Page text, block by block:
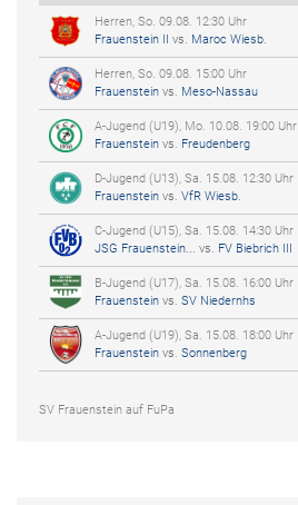
Herren, So. 09.08. 12:30 Uhr
Frauenstein II vs. Maroc Wiesb.
Herren, So. 09.08. 15:00 Uhr
Frauenstein vs. Meso-Nassau
A-Jugend (U19), Mo. 10.08. 19:00 Uhr
Frauenstein vs. Freudenberg
D-Jugend (U13), Sa. 15.08. 12:30 Uhr
Frauenstein vs. VfR Wiesb.
C-Jugend (U15), Sa. 15.08. 14:30 Uhr
JSG Frauenstein... vs. FV Biebrich III
B-Jugend (U17), Sa. 15.08. 16:00 Uhr
Frauenstein vs. SV Niedernhs
A-Jugend (U19), Sa. 15.08. 18:00 Uhr
Frauenstein vs. Sonnenberg
SV Frauenstein auf FuPa